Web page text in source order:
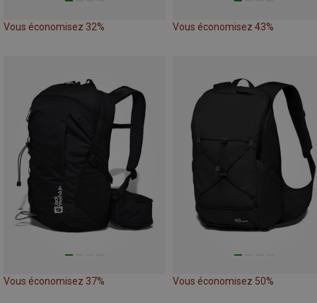
Vous économisez 32% Vous économisez 43%
Vous économisez 37% Vous économisez 50%